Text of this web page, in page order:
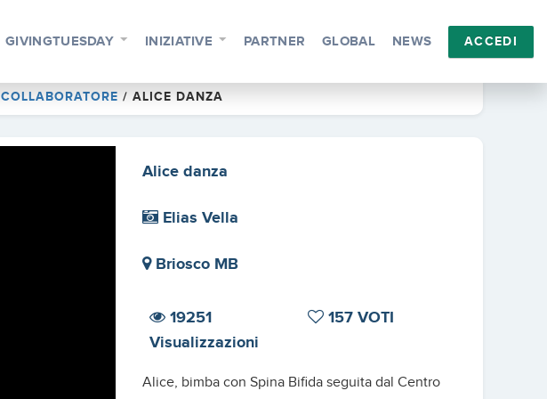
GIVINGTUESDAY INIZIATIVE PARTNER GLOBAL NEWS ACCEDI
COLLABORATORE / ALICE DANZA
Alice danza
Elias Vella
Briosco MB
19251
Visualizzazioni
157 VOTI
Alice, bimba con Spina Bifida seguita dal Centro